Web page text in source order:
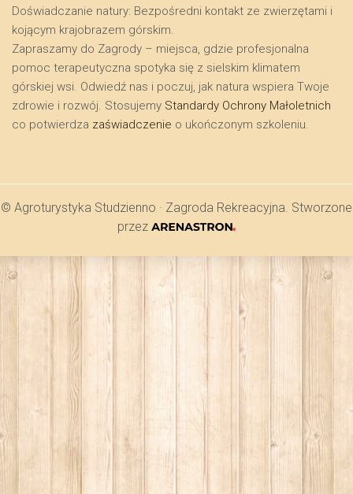
​Doświadczanie natury: Bezpośredni kontakt ze zwierzętami i
kojącym krajobrazem górskim.
​Zapraszamy do Zagrody – miejsca, gdzie profesjonalna
pomoc terapeutyczna spotyka się z sielskim klimatem
górskiej wsi. Odwiedź nas i poczuj, jak natura wspiera Twoje
zdrowie i rozwój. Stosujemy Standardy Ochrony Małoletnich
co potwierdza zaświadczenie o ukończonym szkoleniu.
© Agroturystyka Studzienno · Zagroda Rekreacyjna. Stworzone
przez